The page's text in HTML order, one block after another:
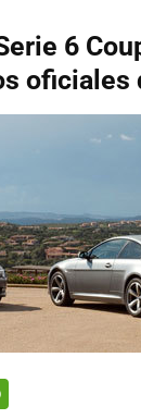
6
oficiales